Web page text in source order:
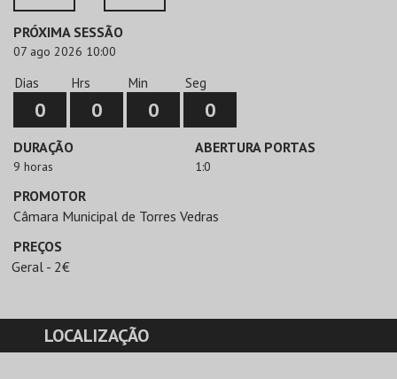
PRÓXIMA SESSÃO
07 ago 2026 10:00
Dias
0
Hrs
0
Min
0
Seg
0
DURAÇÃO
9 horas
ABERTURA PORTAS
1:0
PROMOTOR
Câmara Municipal de Torres Vedras
PREÇOS
Geral - 2€
LOCALIZAÇÃO